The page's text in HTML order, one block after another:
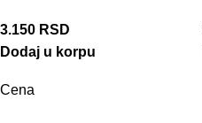
Cena
3.150 RSD
Dodaj u korpu